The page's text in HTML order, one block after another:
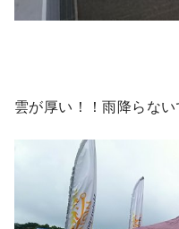
雲が厚い！！雨降らない